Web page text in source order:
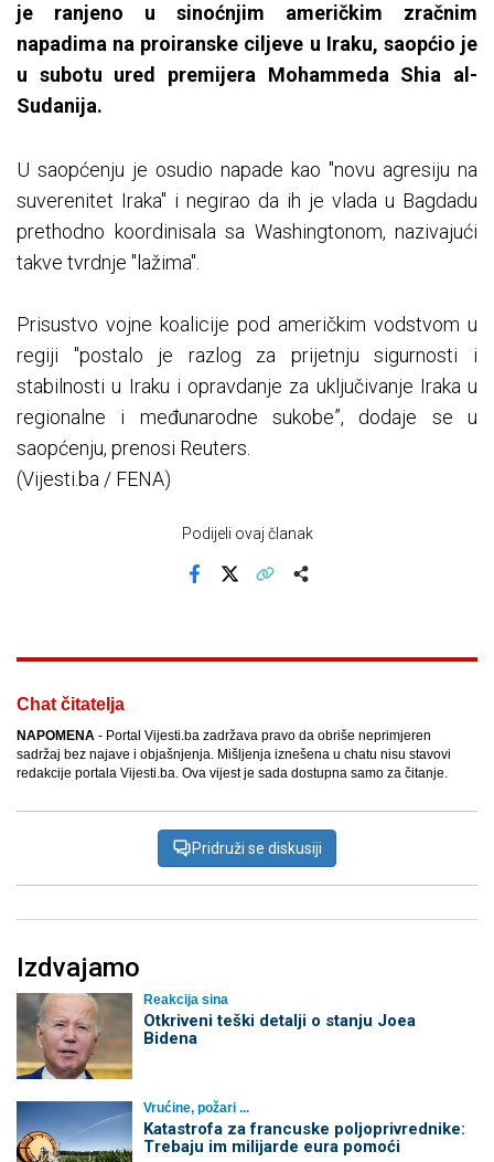
je ranjeno u sinoćnjim američkim zračnim
napadima na proiranske ciljeve u Iraku, saopćio je
u subotu ured premijera Mohammeda Shia al-
Sudanija.
U saopćenju je osudio napade kao "novu agresiju na
suverenitet Iraka" i negirao da ih je vlada u Bagdadu
prethodno koordinisala sa Washingtonom, nazivajući
takve tvrdnje "lažima".
Prisustvo vojne koalicije pod američkim vodstvom u
regiji "postalo je razlog za prijetnju sigurnosti i
stabilnosti u Iraku i opravdanje za uključivanje Iraka u
regionalne i međunarodne sukobe”, dodaje se u
saopćenju, prenosi Reuters.
(Vijesti.ba / FENA)
Podijeli ovaj članak
Chat čitatelja
NAPOMENA - Portal Vijesti.ba zadržava pravo da obriše neprimjeren
sadržaj bez najave i objašnjenja. Mišljenja iznešena u chatu nisu stavovi
redakcije portala Vijesti.ba. Ova vijest je sada dostupna samo za čitanje.
Pridruži se diskusiji
Izdvajamo
Reakcija sina
Otkriveni teški detalji o stanju Joea
Bidena
Vrućine, požari ...
Katastrofa za francuske poljoprivrednike:
Trebaju im milijarde eura pomoći